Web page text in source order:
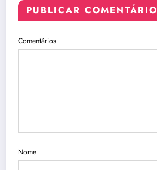
PUBLICAR COMENTÁRIO
Comentários
Nome